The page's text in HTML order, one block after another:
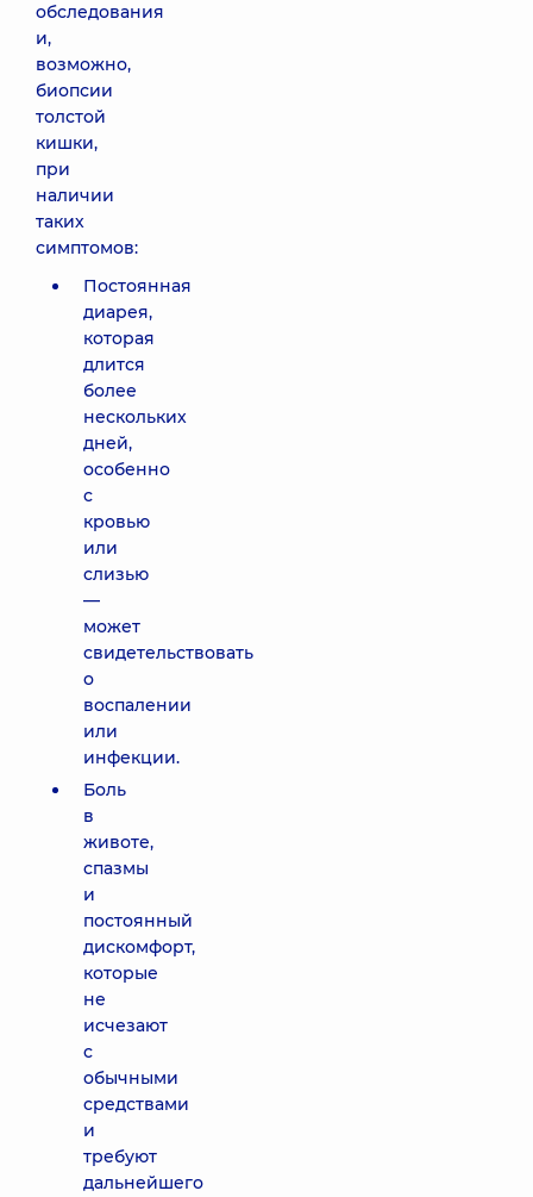
обследования
и,
возможно,
биопсии
толстой
кишки,
при
наличии
таких
симптомов:
Постоянная
диарея,
которая
длится
более
нескольких
дней,
особенно
с
кровью
или
слизью
—
может
свидетельствовать
о
воспалении
или
инфекции.
Боль
в
животе,
спазмы
и
постоянный
дискомфорт,
которые
не
исчезают
с
обычными
средствами
и
требуют
дальнейшего